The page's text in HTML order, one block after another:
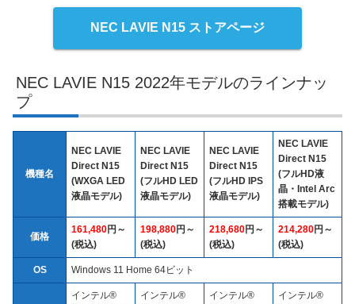
NEC LAVIE N15 ストアページ
NEC LAVIE N15 2022年モデルのラインナッ
プ
機種名
NEC LAVIE
Direct N15
(WXGA LED
液晶モデル)
NEC LAVIE
Direct N15
(フルHD LED
液晶モデル)
NEC LAVIE
Direct N15
(フルHD IPS
液晶モデル)
NEC LAVIE
Direct N15
(フルHD液
晶・Intel Arc
搭載モデル)
価格
161,480円～
(税込)
198,880円～
(税込)
218,680円～
(税込)
214,280円～
(税込)
OS Windows 11 Home 64ビット
インテル®
インテル®
インテル®
インテル®